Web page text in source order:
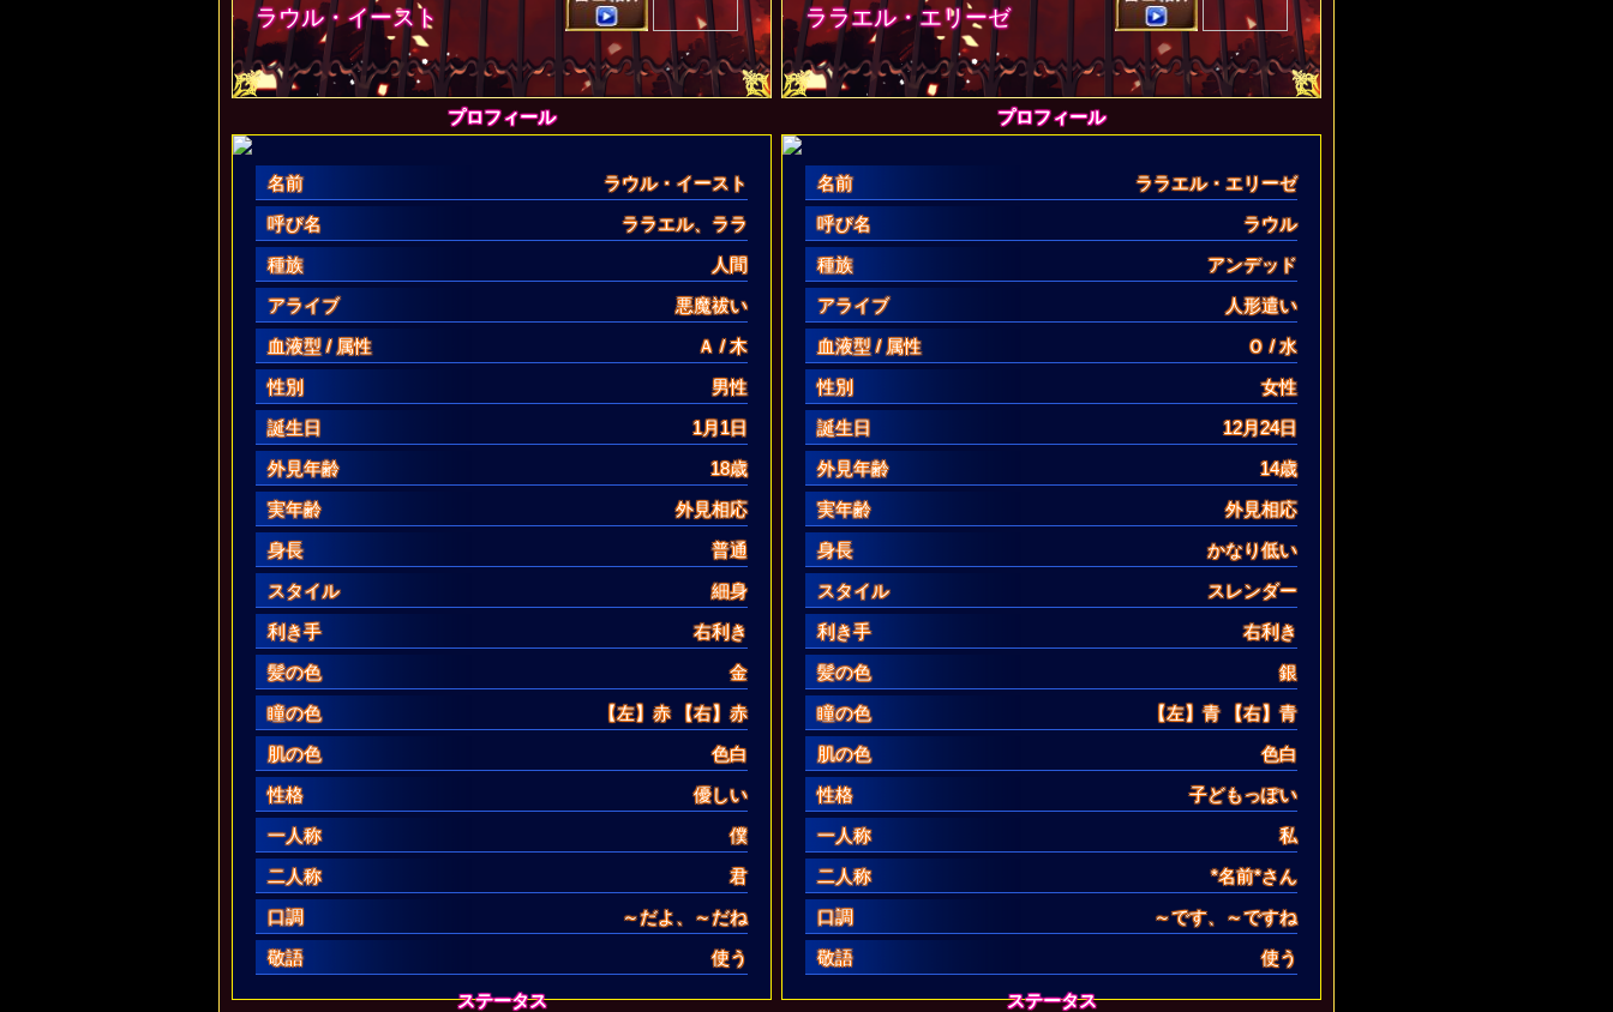
ラウル・イースト ララエル・エリーゼ
プロフィール
名前
ラウル・イースト
呼び名
ララエル、ララ
種族
人間
アライブ
悪魔祓い
血液型 / 属性
Ａ / 木
性別
男性
誕生日
1月1日
外見年齢
18歳
実年齢
外見相応
身長
普通
スタイル
細身
利き手
右利き
髪の色
金
瞳の色
【左】赤【右】赤
肌の色
色白
性格
優しい
一人称
僕
二人称
君
口調
～だよ、～だね
敬語
使う
ステータス
プロフィール
名前
ララエル・エリーゼ
呼び名
ラウル
種族
アンデッド
アライブ
人形遣い
血液型 / 属性
Ｏ / 水
性別
女性
誕生日
12月24日
外見年齢
14歳
実年齢
外見相応
身長
かなり低い
スタイル
スレンダー
利き手
右利き
髪の色
銀
瞳の色
【左】青【右】青
肌の色
色白
性格
子どもっぽい
一人称
私
二人称
*名前*さん
口調
～です、～ですね
敬語
使う
ステータス